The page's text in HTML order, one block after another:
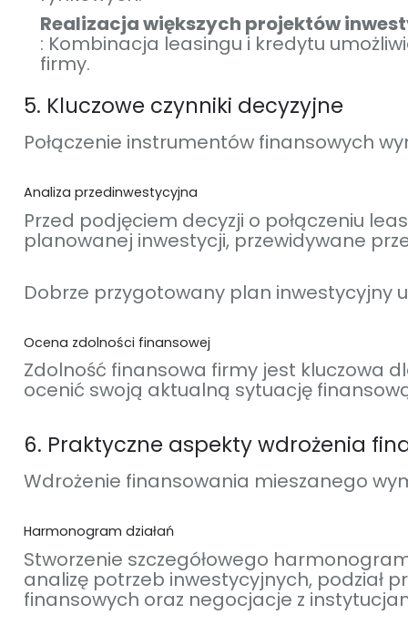
Realizacja większych projektów
: Kombinacja leasingu i kredytu
firmy.
5. Kluczowe czynniki decyzyjne
Połączenie instrumentów finansowych
Analiza przedinwestycyjna
Przed podjęciem decyzji o połączeniu
planowanej inwestycji, przewidywane
Dobrze przygotowany plan inwestycyjny
Ocena zdolności finansowej
Zdolność finansowa firmy jest kluczowa
ocenić swoją aktualną sytuację
6. Praktyczne aspekty wdrożenia
Wdrożenie finansowania mieszanego
Harmonogram działań
Stworzenie szczegółowego
analizę potrzeb inwestycyjnych, podział
finansowych oraz negocjacje z